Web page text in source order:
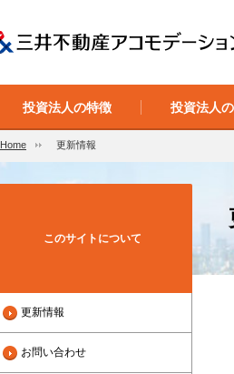
投資法人の特徴 投資法人
Home 更新情報
このサイトについて
更新情報
お問い合わせ